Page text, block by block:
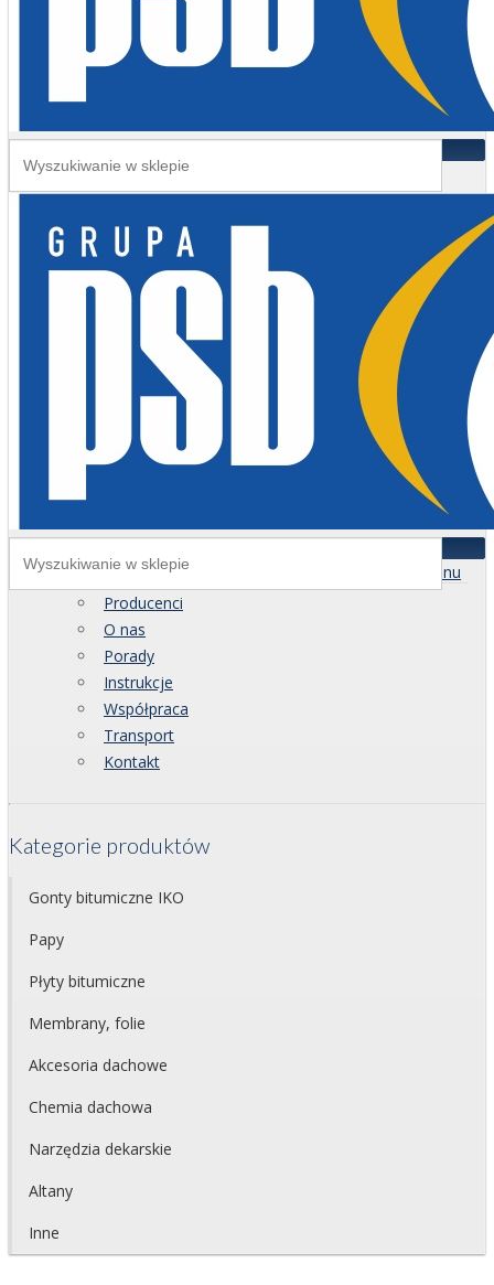
Menu
Producenci
O nas
Porady
Instrukcje
Współpraca
Transport
Kontakt
Kategorie produktów
Gonty bitumiczne IKO
Papy
Płyty bitumiczne
Membrany, folie
Akcesoria dachowe
Chemia dachowa
Narzędzia dekarskie
Altany
Inne